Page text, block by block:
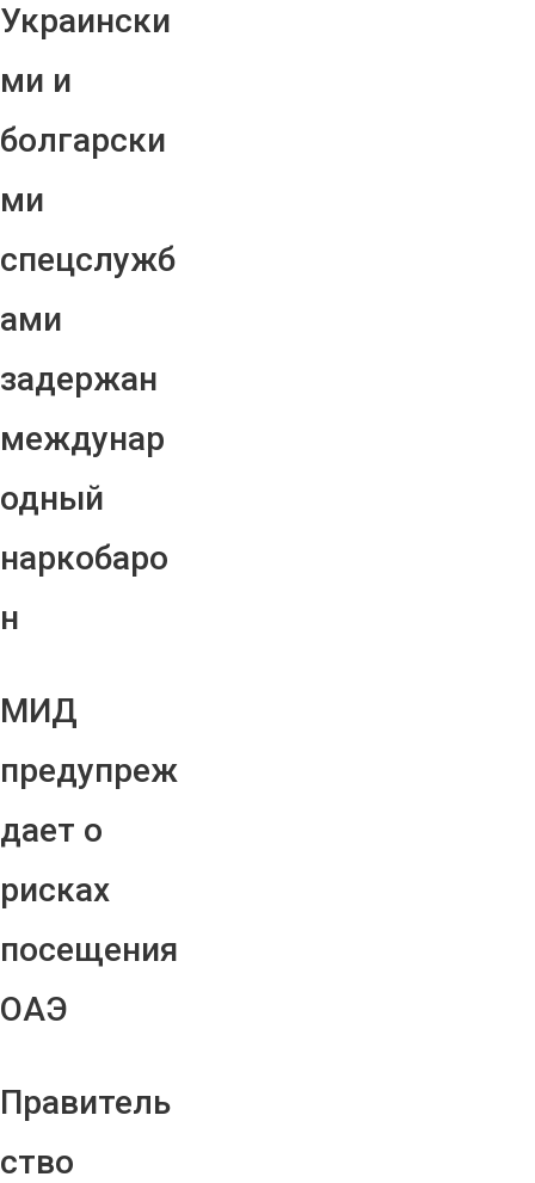
Украински
ми и
болгарски
ми
спецслужб
ами
задержан
междунар
одный
наркобаро
н
МИД
предупреж
дает о
рисках
посещения
ОАЭ
Правитель
ство